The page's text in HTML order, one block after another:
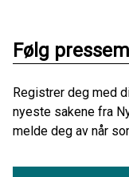
Følg
Registrer deg med
nyeste sakene fra
melde deg av når